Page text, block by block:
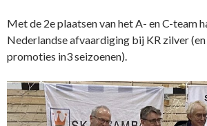
Met de 2e plaatsen van het A- en C-team
Nederlandse afvaardiging bij KR zilver
promoties in3 seizoenen).